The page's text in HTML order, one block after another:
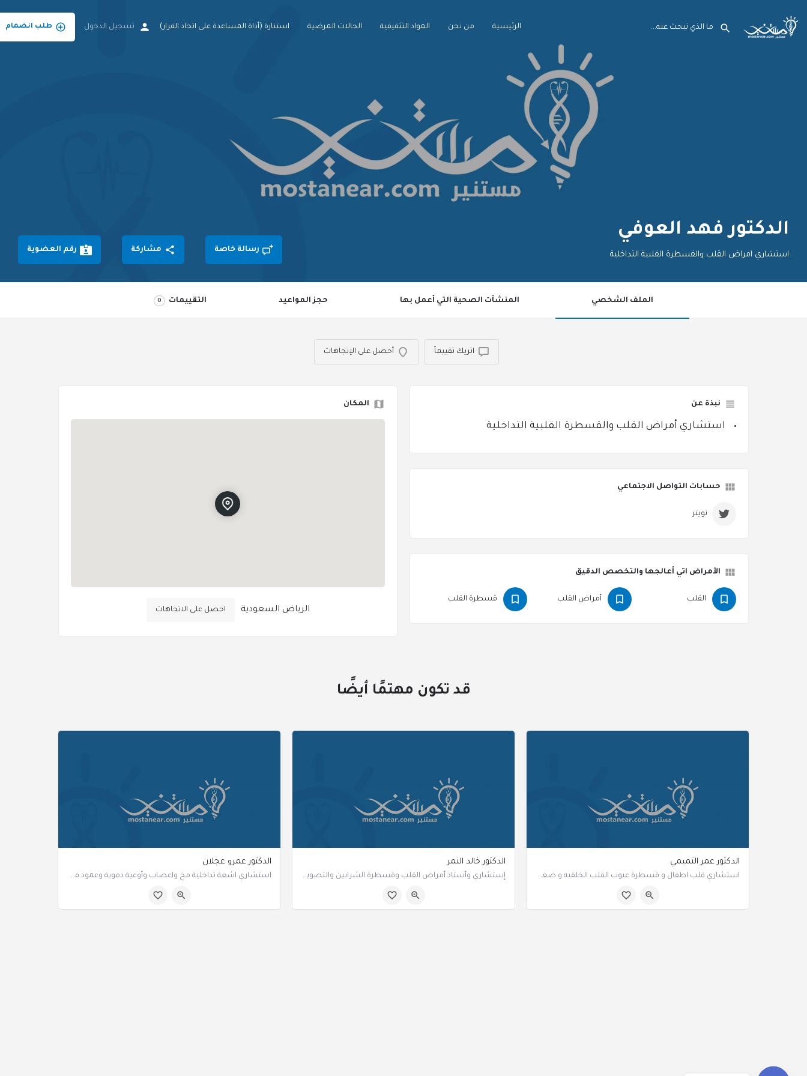
الرئيسية من نحن المواد التثقيفية الحالات المرضية استنارة (أداة المساعدة على اتخاد القرار) تسجيل الدخول طلب انضمام
الدكتور فهد العوفي
‏‏‏‏‏‏‏‏‏‏‏‏‏‏‏‏‏‏‏‏استشاري أمراض القلب والقسطرة القلبية التداخلية
رسالة خاصة مشاركة رقم العضوية
الملف الشخصي المنشآت الصحية التي أعمل بها حجز المواعيد التقييمات 0
اتريك تقييماً أحصل على الإتجاهات
نبذة عن
‏‏‏‏‏‏‏‏‏‏‏‏‏‏‏‏‏‏‏‏استشاري أمراض القلب والقسطرة القلبية التداخلية
المكان
الرياض السعودية احصل على الاتجاهات
حسابات التواصل الاجتماعي
تويتر
الأمراض اتي أعالجها والتخصص الدقيق
القلب أمراض القلب قسطرة القلب
قد تكون مهتمًا أيضًا
الدكتور عمر التميمي
استشاري قلب اطفال و قسطرة عيوب القلب الخلقيه و ضغط رئوي
الدكتور خالد النمر
‏‏‏إستشاري وأستاذ أمراض القلب وقسطرة الشرايين والتصوير النووي والطبقي.
الدكتور عمرو عجلان
استشاري اشعة تداخلية مخ واعصاب وأوعية دموية وعمود فقري